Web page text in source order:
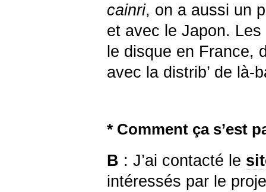
cainri, on a aussi un
et avec le Japon.
le disque en France,
avec la distrib’ de là-
* Comment ça s’est
B : J’ai contacté le
intéressés par le